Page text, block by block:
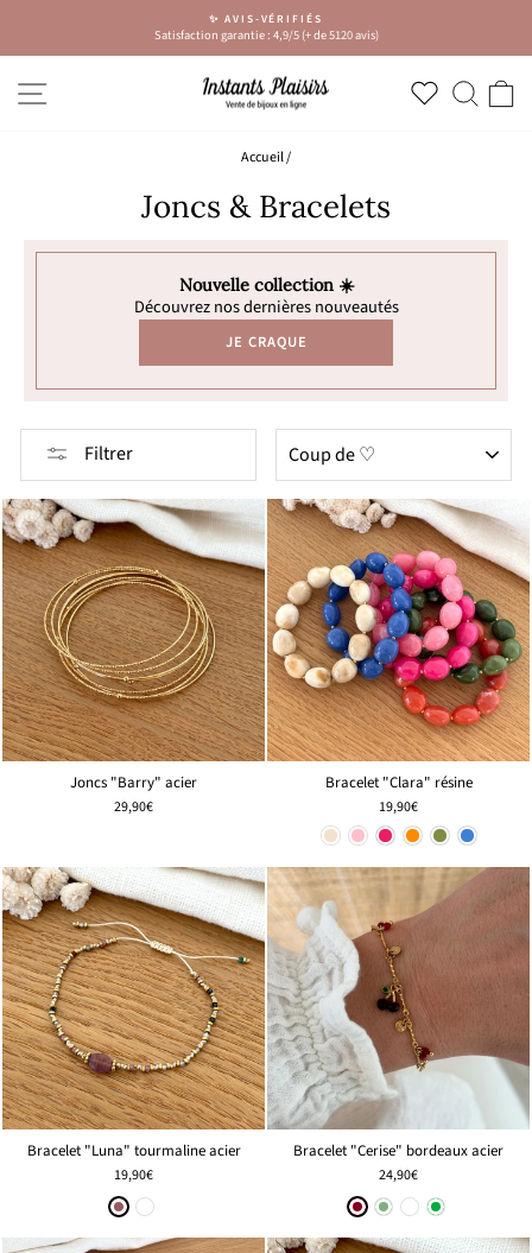
contenu
Diaporama
Pause
CONGÉS ☀️
Prochaine expédition à partir du 24 Août
Accueil/
Joncs & Bracelets
Nouvelle collection ☀️
Découvrez nos dernières nouveautés
JE CRAQUE
Filtrer
APPLIQUER
Joncs "Barry" acier
29,90€
Bracelet "Clara" résine
19,90€
Bracelet "Luna" tourmaline acier
19,90€
Bracelet "Cerise" bordeaux acier
24,90€